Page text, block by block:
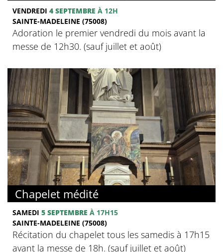
VENDREDI 4 SEPTEMBRE À 12H
SAINTE-MADELEINE (75008)
Adoration le premier vendredi du mois avant la
messe de 12h30. (sauf juillet et août)
Chapelet médité
SAMEDI 5 SEPTEMBRE À 17H15
SAINTE-MADELEINE (75008)
Récitation du chapelet tous les samedis à 17h15
avant la messe de 18h. (sauf juillet et août)